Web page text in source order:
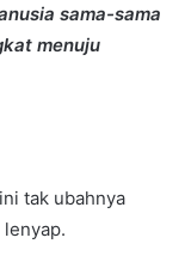
sama-sama
menuju
tak ubahnya